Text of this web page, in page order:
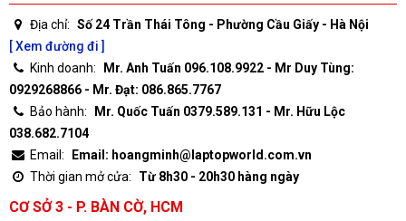
Địa chỉ: Số 24 Trần Thái Tông - Phường Cầu Giấy - Hà Nội
[ Xem đường đi ]
Kinh doanh:
Mr. Anh Tuấn 096.108.9922 - Mr Duy Tùng:
0929268866 - Mr. Đạt: 086.865.7767
Bảo hành:
Mr. Quốc Tuấn 0379.589.131 - Mr. Hữu Lộc
038.682.7104
Email:
Email: hoangminh@laptopworld.com.vn
Thời gian mở cửa:
Từ 8h30 - 20h30 hàng ngày
CƠ SỞ 3 - P. BÀN CỜ, HCM